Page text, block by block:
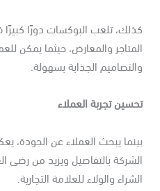
تلعب البوكسات دورًا كبيرًا في
والمعارض، حيثما يمكن
الجذابة بسهولة.
تجربة العملاء
يبحث العملاء عن الجودة، يعكس
بالتفاصيل ويزيد من رضى
والولاء للعلامة التجارية.